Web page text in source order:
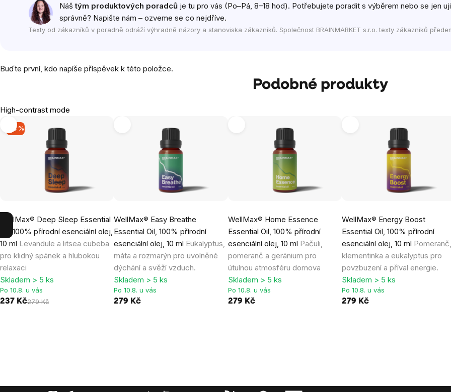
Náštým produktových poradců je tu pro vás (Po–Pá, 8–18 hod). Potřebujete poradit s výběrem nebo se jen
správně? Napište nám – ozveme se co nejdříve.
Texty od zákazníků v poradně odráží výhradně názory a stanoviska zákazníků. Společnost BRAINMARKET s.r.o. texty zákazníků
Buďte první, kdo napíše příspěvek k této položce.
Podobné produkty
High-contrast mode
-15 %
WellMax® Deep Sleep Essential
Oil, 100% přírodní esenciální olej,
10 ml Levandule a litsea cubeba
pro klidný spánek a hlubokou
relaxaci
Skladem > 5 ks
Po 10.8. u vás
237 Kč279 Kč
WellMax® Easy Breathe
Essential Oil, 100% přírodní
esenciální olej, 10 ml Eukalyptus,
máta a rozmarýn pro uvolněné
dýchání a svěží vzduch.
Skladem > 5 ks
Po 10.8. u vás
279 Kč
WellMax® Home Essence
Essential Oil, 100% přírodní
esenciální olej, 10 ml Pačuli,
pomeranč a geránium pro
útulnou atmosféru domova
Skladem > 5 ks
Po 10.8. u vás
279 Kč
WellMax® Energy Boost
Essential Oil, 100% přírodní
esenciální olej, 10 ml
klementinka a eukalyptus pro
povzbuzení a příval energie.
Skladem > 5 ks
Po 10.8. u vás
279 Kč